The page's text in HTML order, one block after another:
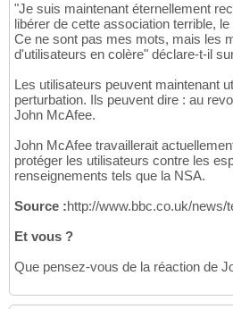
"Je suis maintenant éternellement
libérer de cette association terrible,
Ce ne sont pas mes mots, mais les
d'utilisateurs en colère" déclare-t-il
Les utilisateurs peuvent maintenant
perturbation. Ils peuvent dire : au
John McAfee.
John McAfee travaillerait
protéger les utilisateurs contre les
renseignements tels que la NSA.
Source :http://www.bbc.co.uk/news/
Et vous ?
Que pensez-vous de la réaction de